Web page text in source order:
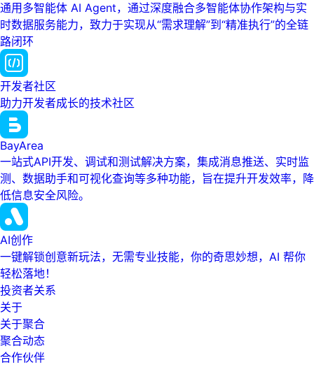
通用多智能体 AI Agent，通过深度融合多智能体协作架构与实
时数据服务能力，致力于实现从“需求理解”到“精准执行”的全链
路闭环
开发者社区
助力开发者成长的技术社区
BayArea
一站式API开发、调试和测试解决方案，集成消息推送、实时监
测、数据助手和可视化查询等多种功能，旨在提升开发效率，降
低信息安全风险。
AI创作
一键解锁创意新玩法，无需专业技能，你的奇思妙想，AI 帮你
轻松落地！
投资者关系
关于
关于聚合
聚合动态
合作伙伴